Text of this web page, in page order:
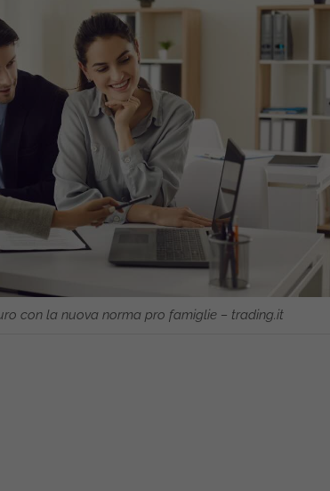
con la nuova norma pro famiglie – trading.it